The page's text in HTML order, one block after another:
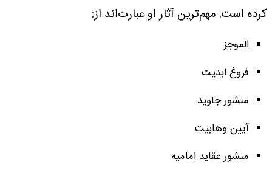
کرده است. مهم‌ترین آثار او عبارت‌اند از:
الموجز
فروغ ابدیت
منشور جاوید
آیین وهابیت
منشور عقاید امامیه